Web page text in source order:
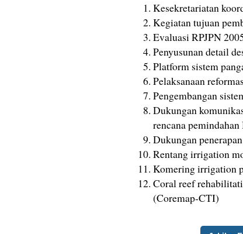
Kesekretariatan
Kegiatan tujuan
Evaluasi RPJPN
Penyusunan detail
Platform sistem
Pelaksanaan
Pengembangan
Dukungan
rencana
Dukungan
Rentang irrigation
Komering irrigation
Coral reef
(Coremap-CTI)